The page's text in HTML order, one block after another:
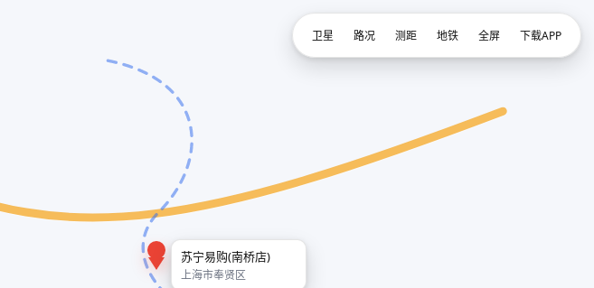
苏宁易购(南桥店)
上海市奉贤区
卫星 路况 测距 地铁 全屏 下载APP